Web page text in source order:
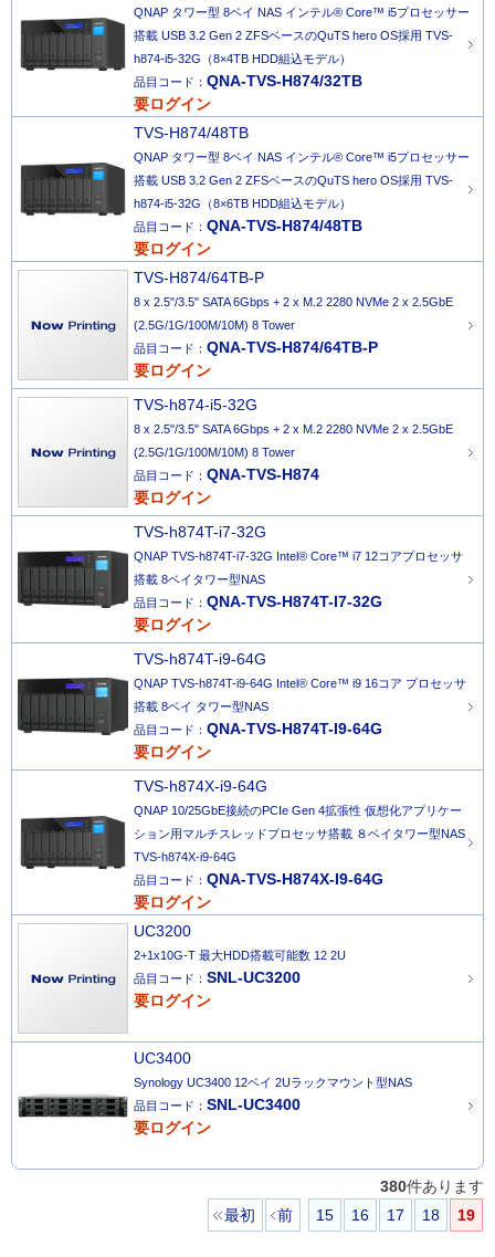
QNAP タワー型 8ベイ NAS インテル® Core™ i5プロセッサー
搭載 USB 3.2 Gen 2 ZFSベースのQuTS hero OS採用 TVS-
h874-i5-32G（8×4TB HDD組込モデル）
品目コード： QNA-TVS-H874/32TB
要ログイン
TVS-H874/48TB
QNAP タワー型 8ベイ NAS インテル® Core™ i5プロセッサー
搭載 USB 3.2 Gen 2 ZFSベースのQuTS hero OS採用 TVS-
h874-i5-32G（8×6TB HDD組込モデル）
品目コード： QNA-TVS-H874/48TB
要ログイン
TVS-H874/64TB-P
8 x 2.5"/3.5" SATA 6Gbps + 2 x M.2 2280 NVMe 2 x 2.5GbE
(2.5G/1G/100M/10M) 8 Tower
品目コード： QNA-TVS-H874/64TB-P
要ログイン
TVS-h874-i5-32G
8 x 2.5"/3.5" SATA 6Gbps + 2 x M.2 2280 NVMe 2 x 2.5GbE
(2.5G/1G/100M/10M) 8 Tower
品目コード： QNA-TVS-H874
要ログイン
TVS-h874T-i7-32G
QNAP TVS-h874T-i7-32G Intel® Core™ i7 12コアプロセッサ
搭載 8ベイタワー型NAS
品目コード： QNA-TVS-H874T-I7-32G
要ログイン
TVS-h874T-i9-64G
QNAP TVS-h874T-i9-64G Intel® Core™ i9 16コア プロセッサ
搭載 8ベイ タワー型NAS
品目コード： QNA-TVS-H874T-I9-64G
要ログイン
TVS-h874X-i9-64G
QNAP 10/25GbE接続のPCIe Gen 4拡張性 仮想化アプリケー
ション用マルチスレッドプロセッサ搭載 ８ベイタワー型NAS
TVS-h874X-i9-64G
品目コード： QNA-TVS-H874X-I9-64G
要ログイン
UC3200
2+1x10G-T 最大HDD搭載可能数 12 2U
品目コード： SNL-UC3200
要ログイン
UC3400
Synology UC3400 12ベイ 2Uラックマウント型NAS
品目コード： SNL-UC3400
要ログイン
380件あります
最初
前 15 16 17 18 19